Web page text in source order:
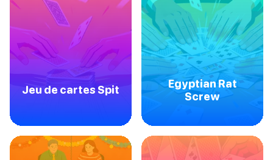
Jeu de cartes Spit
Egyptian Rat
Screw